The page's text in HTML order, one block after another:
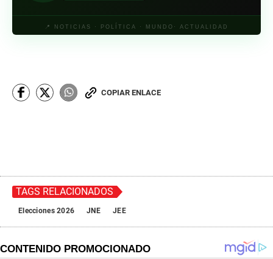
📍 NOTICIAS · POLÍTICA · MUNDO· ACTUALIDAD
COPIAR ENLACE
TAGS RELACIONADOS
Elecciones 2026 JNE JEE